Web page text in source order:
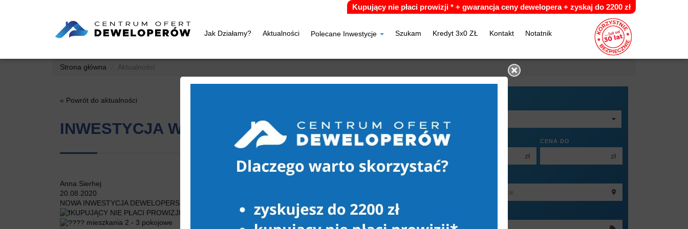
Jak Działamy? Aktualności Polecane Inwestycje Szukam Kredyt 3x0 ZŁ Kontakt Notatnik
Kupujący nie płaci prowizji * + gwarancja ceny dewelopera + zyskaj do 2200 zł
Strona główna Aktualności
zł
CENA DO
zł
250 000 zł
« Powrót do aktualności
INWESTYCJA W LIPCE
Anna Sierhej
20.08.2020
NOWA INWESTYCJA DEWELOPERSKA W LIPCE
KUPUJĄCY NIE PŁACI PROWIZJI
mieszkania 2 - 3 pokojowe